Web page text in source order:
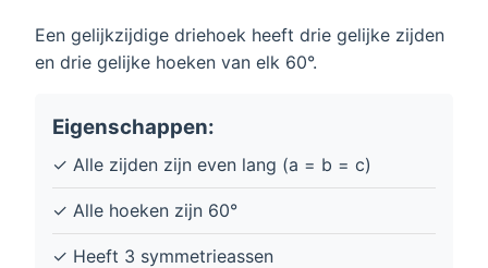
Een gelijkzijdige driehoek heeft drie gelijke zijden
en drie gelijke hoeken van elk 60°.
Eigenschappen:
✓ Alle zijden zijn even lang (a = b = c)
✓ Alle hoeken zijn 60°
✓ Heeft 3 symmetrieassen